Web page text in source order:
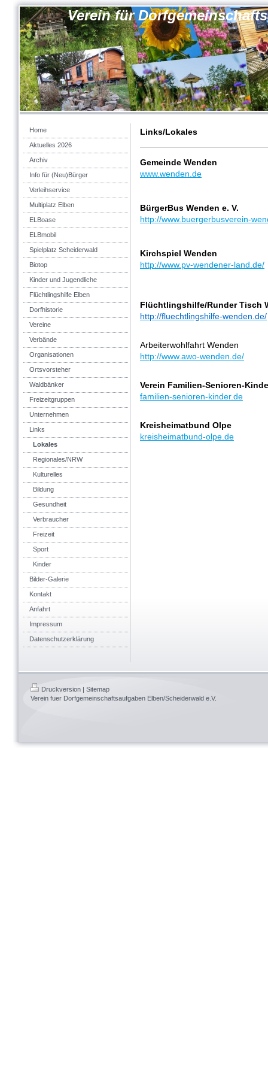
Verein für
Home
Aktuelles 2026
Archiv
Info für (Neu)Bürger
Verleihservice
Multiplatz Elben
ELBoase
ELBmobil
Spielplatz Scheiderwald
Biotop
Kinder und Jugendliche
Flüchtlingshilfe Elben
Dorfhistorie
Vereine
Verbände
Organisationen
Ortsvorsteher
Waldbänker
Freizeitgruppen
Unternehmen
Links
Lokales
Regionales/NRW
Kulturelles
Bildung
Gesundheit
Verbraucher
Freizeit
Sport
Kinder
Bilder-Galerie
Kontakt
Anfahrt
Impressum
Datenschutzerklärung
Links/Lokales
Gemeinde Wenden
www.wenden.de
BürgerBus Wenden e. V.
http://www.buergerbusverein-
Kirchspiel Wenden
http://www.pv-wendener-land.de/
Flüchtlingshilfe/Runder Tisch
http://fluechtlingshilfe-wenden.de/
Arbeiterwohlfahrt Wenden
http://www.awo-wenden.de/
Verein Familien-Senioren-
familien-senioren-kinder.de
Kreisheimatbund Olpe
kreisheimatbund-olpe.de
Druckversion | Sitemap
Verein fuer Dorfgemeinschaftsaufgaben Elben/Scheiderwald e.V.